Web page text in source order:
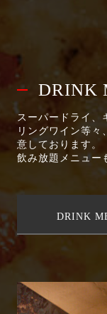
DRINK
スーパードライ、
リングワイン等々
意しております。
飲み放題メニュー
DRINK